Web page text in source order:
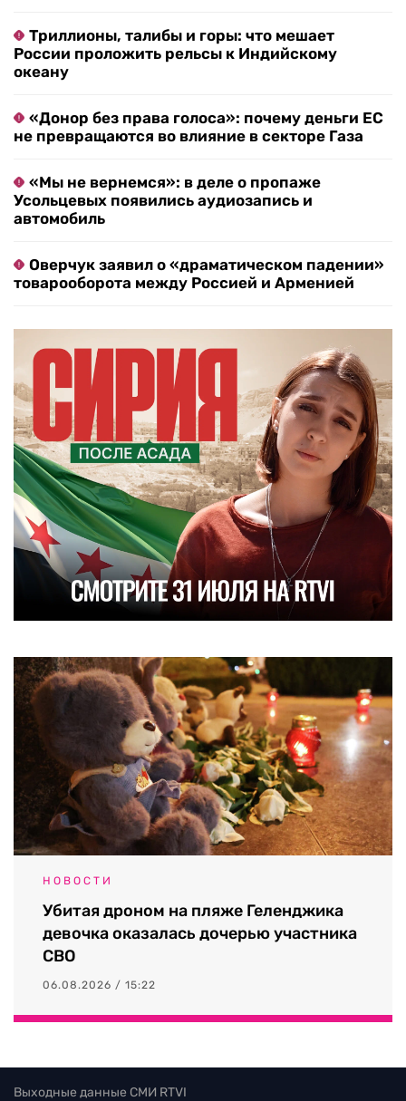
Триллионы, талибы и горы: что мешает
России проложить рельсы к Индийскому
океану
«Донор без права голоса»: почему деньги ЕС
не превращаются во влияние в секторе Газа
«Мы не вернемся»: в деле о пропаже
Усольцевых появились аудиозапись и
автомобиль
Оверчук заявил о «драматическом падении»
товарооборота между Россией и Арменией
НОВОСТИ
Убитая дроном на пляже Геленджика
девочка оказалась дочерью участника
СВО
06.08.2026 / 15:22
Выходные данные СМИ RTVI